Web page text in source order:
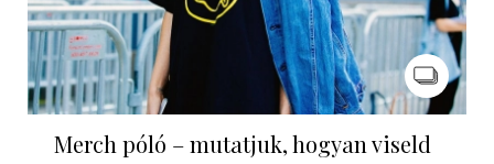
Merch póló – mutatjuk, hogyan viseld